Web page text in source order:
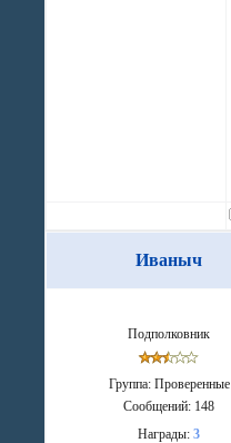
Иваныч
Подполковник
Группа: Проверенные
Сообщений: 148
Награды:3